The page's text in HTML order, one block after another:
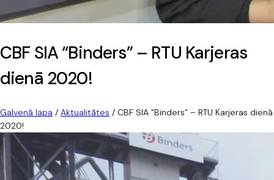
CBF SIA “Binders” – RTU Karjeras
dienā 2020!
Galvenā lapa / Aktualitātes / CBF SIA “Binders” – RTU Karjeras dienā
2020!